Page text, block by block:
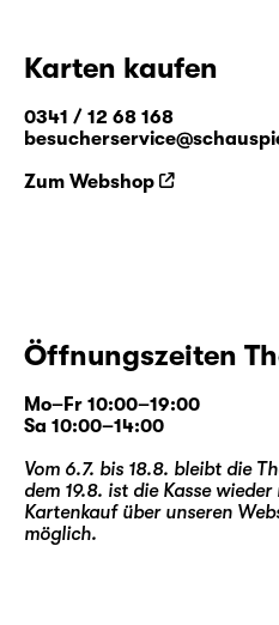
Karten kaufen
0341 / 12 68 168
Zum Webshop
Öffnungszeiten
Mo–Fr 10:00–19:00
Sa 10:00–14:00
Vom 6.7. bis 18.8. bleibt die
dem 19.8. ist die Kasse
Kartenkauf über unseren
möglich.